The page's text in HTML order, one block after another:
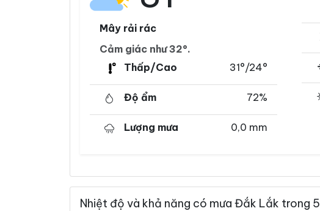
Mây rải rác
Cảm giác như 32°.
Thấp/Cao
31°/24°
Độ ẩm 72%
Lượng mưa 0,0 mm
Nhiệt độ và khả năng có mưa Đắk Lắk trong